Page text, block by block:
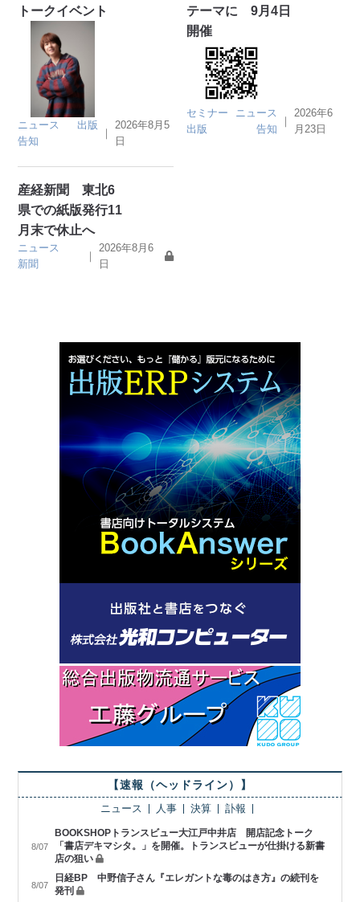
トークイベント
ニュース
出版
告知
｜
2026年8月5
日
テーマに 9月4日
開催
セミナー
ニュース
出版
告知
｜
2026年6
月23日
産経新聞 東北6
県での紙版発行11
月末で休止へ
ニュース
新聞
｜
2026年8月6
日
【速報（ヘッドライン）】
ニュース 人事 決算 訃報
8/07
BOOKSHOPトランスビュー大江戸中井店 開店記念トーク
「書店デキマシタ。」を開催。トランスビューが仕掛ける新書
店の狙い
8/07
日経BP 中野信子さん『エレガントな毒のはき方』の続刊を
発刊